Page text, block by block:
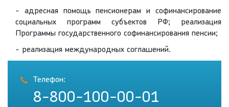
- адресная помощь пенсионерам и софинансирование
социальных программ субъектов РФ; реализация
Программы государственного софинансирования пенсии;
- реализация международных соглашений.
Телефон:
8-800-100-00-01